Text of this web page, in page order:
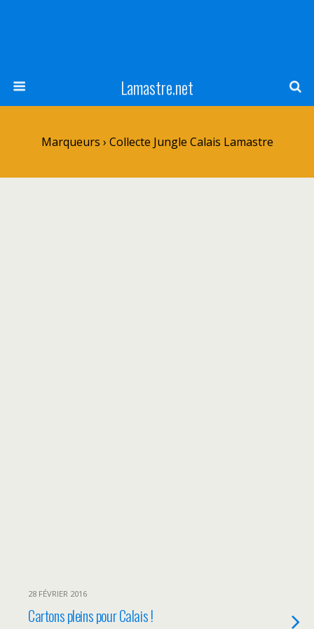
Lamastre.net
Marqueurs › Collecte Jungle Calais Lamastre
28 FÉVRIER 2016
Cartons pleins pour Calais !